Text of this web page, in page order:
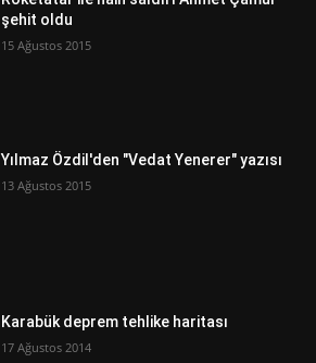
şehit oldu
15 Ağustos 2015
Yılmaz Özdil'den "Vedat Yenerer" yazısı
13 Ağustos 2015
Karabük deprem tehlike haritası
17 Ağustos 2014